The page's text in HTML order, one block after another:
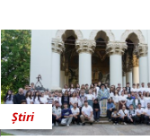
Știri